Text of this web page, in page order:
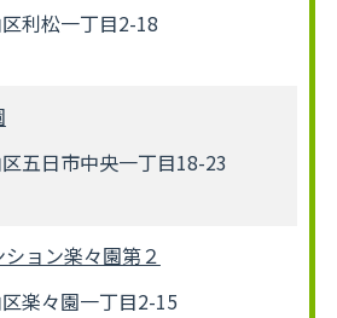
利松一丁目2-18
五日市中央一丁目18-23
ョン楽々園第２
楽々園一丁目2-15